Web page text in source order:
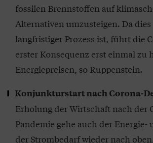
fossilen Brennstoffen auf
Alternativen umzusteigen. Da
langfristiger Prozess ist, führt die
erster Konsequenz erst einmal zu
Energiepreisen, so Ruppenstein.
Konjunkturstart nach Corona-
Erholung der Wirtschaft nach der
Pandemie gehe auch der Energie-
der Strombedarf wieder nach